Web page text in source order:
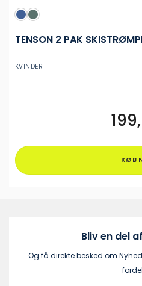
KVINDER
TENSON 2 PAK
KØB
Bliv en del
Og få direkte besked om